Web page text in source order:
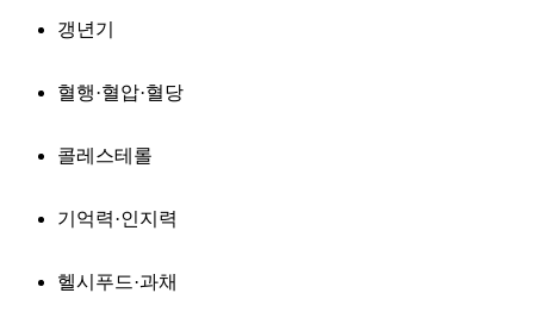
갱년기
혈행·혈압·혈당
콜레스테롤
기억력·인지력
헬시푸드·과채